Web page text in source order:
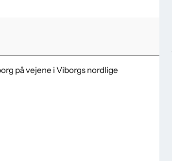
på vejene i Viborgs nordlige